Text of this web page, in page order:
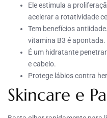
Ele estimula a
acelerar a rotatividade
Tem benefícios
vitamina B3 é apontada.
É um hidratante
e cabelo.
Protege lábios contra
Skincare e